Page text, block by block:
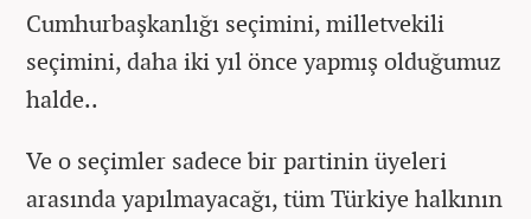
Cumhurbaşkanlığı seçimini, milletvekili
seçimini, daha iki yıl önce yapmış olduğumuz
halde..
Ve o seçimler sadece bir partinin üyeleri
arasında yapılmayacağı, tüm Türkiye halkının